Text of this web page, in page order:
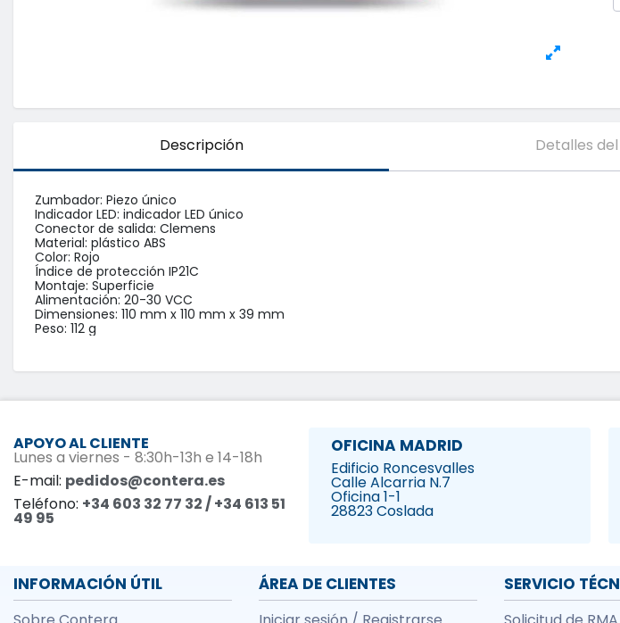
Descripción Detalles
Zumbador: Piezo único
Indicador LED: indicador LED único
Conector de salida: Clemens
Material: plástico ABS
Color: Rojo
Índice de protección IP21C
Montaje: Superficie
Alimentación: 20-30 VCC
Dimensiones: 110 mm x 110 mm x 39 mm
Peso: 112 g
APOYO AL CLIENTE
Lunes a viernes - 8:30h-13h e 14-18h
E-mail: pedidos@contera.es
Teléfono: +34 603 32 77 32 / +34 613 51
49 95
OFICINA MADRID
Edificio Roncesvalles
Calle Alcarria N.7
Oficina 1-1
28823 Coslada
INFORMACIÓN ÚTIL ÁREA DE CLIENTES SERVICIO